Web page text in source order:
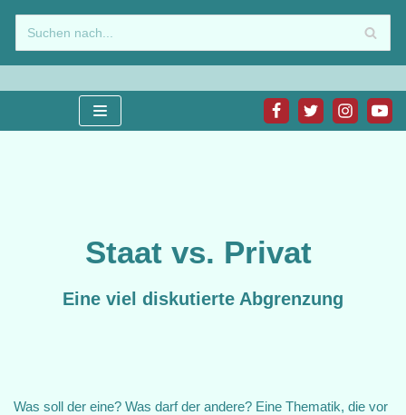
Zum
Inhalt
springen
Staat vs. Privat
Eine viel diskutierte Abgrenzung
Was soll der eine? Was darf der andere? Eine Thematik, die vor